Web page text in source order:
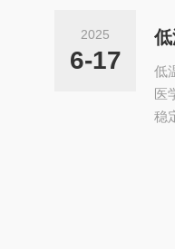
智
常
2025
6-17
低
医
稳